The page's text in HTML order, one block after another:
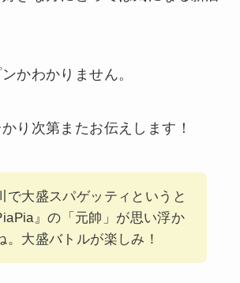
かわかりません。
り次第またお伝えします！
で大盛スパゲッティというと
』の「元帥」が思い浮か
。大盛バトルが楽しみ！